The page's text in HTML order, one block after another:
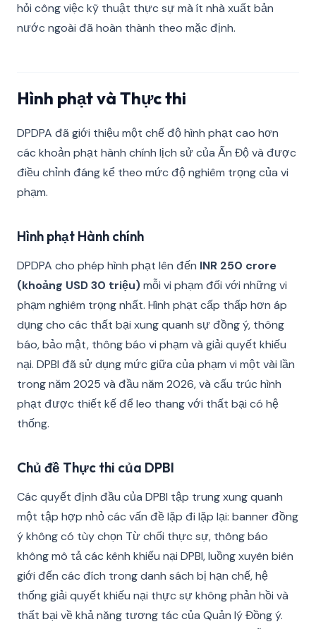
hỏi công việc kỹ thuật thực sự mà ít nhà xuất bản
nước ngoài đã hoàn thành theo mặc định.
Hình phạt và Thực thi
DPDPA đã giới thiệu một chế độ hình phạt cao hơn
các khoản phạt hành chính lịch sử của Ấn Độ và được
điều chỉnh đáng kể theo mức độ nghiêm trọng của vi
phạm.
Hình phạt Hành chính
DPDPA cho phép hình phạt lên đến INR 250 crore
(khoảng USD 30 triệu)mỗi vi phạm đối với những vi
phạm nghiêm trọng nhất. Hình phạt cấp thấp hơn áp
dụng cho các thất bại xung quanh sự đồng ý, thông
báo, bảo mật, thông báo vi phạm và giải quyết khiếu
nại. DPBI đã sử dụng mức giữa của phạm vi một vài lần
trong năm 2025 và đầu năm 2026, và cấu trúc hình
phạt được thiết kế để leo thang với thất bại có hệ
thống.
Chủ đề Thực thi của DPBI
Các quyết định đầu của DPBI tập trung xung quanh
một tập hợp nhỏ các vấn đề lặp đi lặp lại: banner đồng
ý không có tùy chọn Từ chối thực sự, thông báo
không mô tả các kênh khiếu nại DPBI, luồng xuyên biên
giới đến các đích trong danh sách bị hạn chế, hệ
thống giải quyết khiếu nại thực sự không phản hồi và
thất bại về khả năng tương tác của Quản lý Đồng ý.